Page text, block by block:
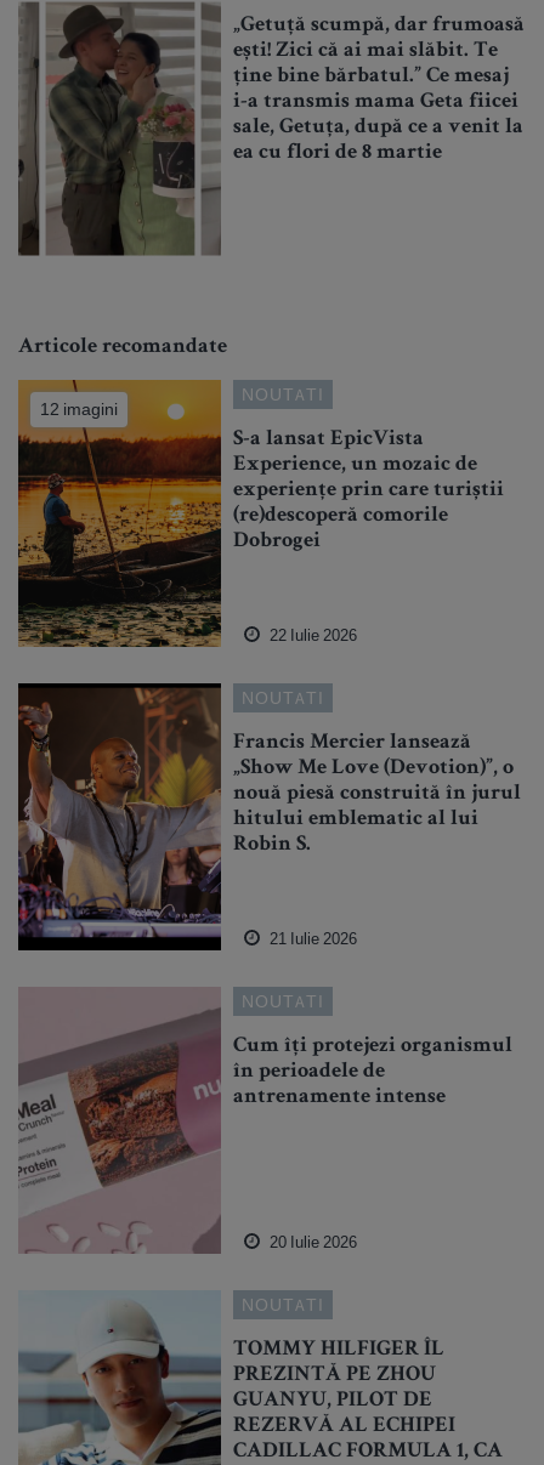
„Getuță scumpă, dar frumoasă
ești! Zici că ai mai slăbit. Te
ține bine bărbatul.” Ce mesaj
i-a transmis mama Geta fiicei
sale, Getuța, după ce a venit la
ea cu flori de 8 martie
Articole recomandate
12 imagini
NOUTATI
S-a lansat EpicVista
Experience, un mozaic de
experiențe prin care turiștii
(re)descoperă comorile
Dobrogei
22 Iulie 2026
NOUTATI
Francis Mercier lansează
„Show Me Love (Devotion)”, o
nouă piesă construită în jurul
hitului emblematic al lui
Robin S.
21 Iulie 2026
NOUTATI
Cum îți protejezi organismul
în perioadele de
antrenamente intense
20 Iulie 2026
NOUTATI
TOMMY HILFIGER ÎL
PREZINTĂ PE ZHOU
GUANYU, PILOT DE
REZERVĂ AL ECHIPEI
CADILLAC FORMULA 1, CA